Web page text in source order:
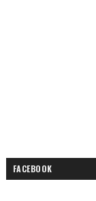
FACEBOOK